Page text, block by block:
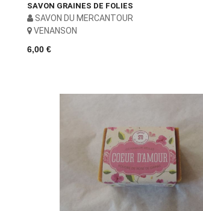
SAVON GRAINES DE FOLIES
SAVON DU MERCANTOUR
VENANSON
6,00 €